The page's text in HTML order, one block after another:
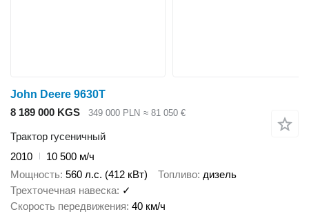
John Deere 9630T
8 189 000 KGS
349 000 PLN ≈ 81 050 €
Трактор гусеничный
2010
10 500 м/ч
Мощность 560 л.с. (412 кВт) Топливо дизель
Трехточечная навеска ✓
Скорость передвижения 40 км/ч